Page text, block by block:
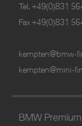
Tel. +49(0)831
Fax +49(0)831
kempten@bmw-
kempten@mini-
BMW